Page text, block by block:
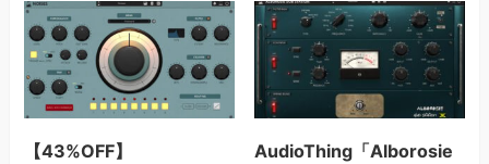
【43%OFF】
AudioThing「Alborosie